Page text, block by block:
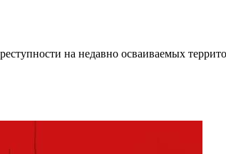
на недавно осваиваемых